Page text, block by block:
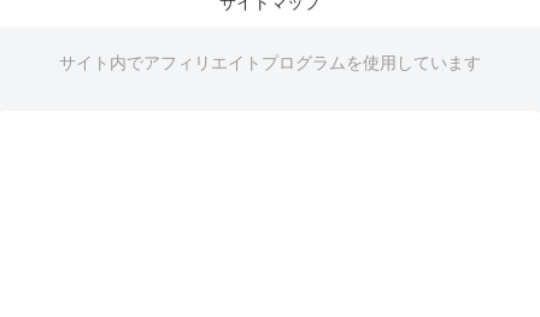
サイト内でアフィリエイトプログラムを使用しています